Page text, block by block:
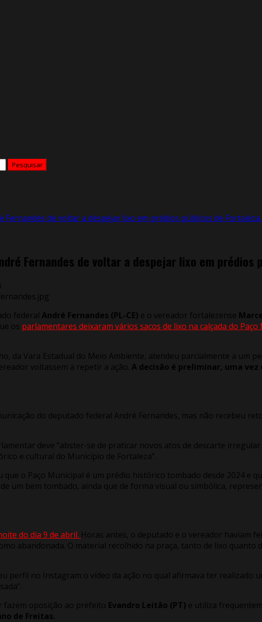
Fernandes de voltar a despejar lixo em prédios públicos de Fortaleza.
Fernandes de voltar a despejar lixo em prédios
federal André Fernandes (PL-CE) e o vereador fortalezense
os parlamentares deixaram vários sacos de lixo na calçada do
da Vara Estadual do Meio Ambiente, atendeu parcialmente a um
voltassem a repetir a ação. A decisão é preliminar, uma
do deputado federal André Fernandes, mas não recebeu
deve “abster-se de praticar novos atos de descarte
e cultural do Município de Fortaleza”.
o Paço Municipal é um prédio histórico tombado desde 2024 e
um bem tombado, ainda que de forma visual ou simbólica,
do dia 9 de abril. Horas antes, o deputado e o vereador haviam
abandonada. O material recolhido na praça, tanto de lixo
perfil no Instagram o vídeo da ação no qual afirmava ter realizado
fazem oposição ao prefeito Evandro Leitão (PT) e utiliza
de Freitas.